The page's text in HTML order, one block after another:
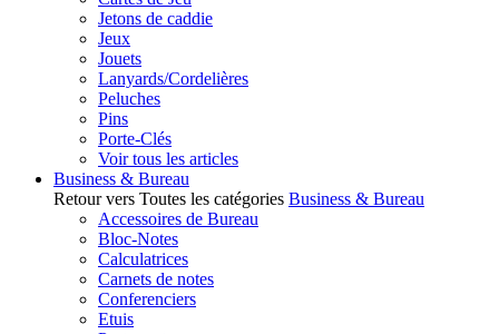
Jetons de caddie
Jeux
Jouets
Lanyards/Cordelières
Peluches
Pins
Porte-Clés
Voir tous les articles
Business & Bureau
Retour vers Toutes les catégories Business & Bureau
Accessoires de Bureau
Bloc-Notes
Calculatrices
Carnets de notes
Conferenciers
Etuis